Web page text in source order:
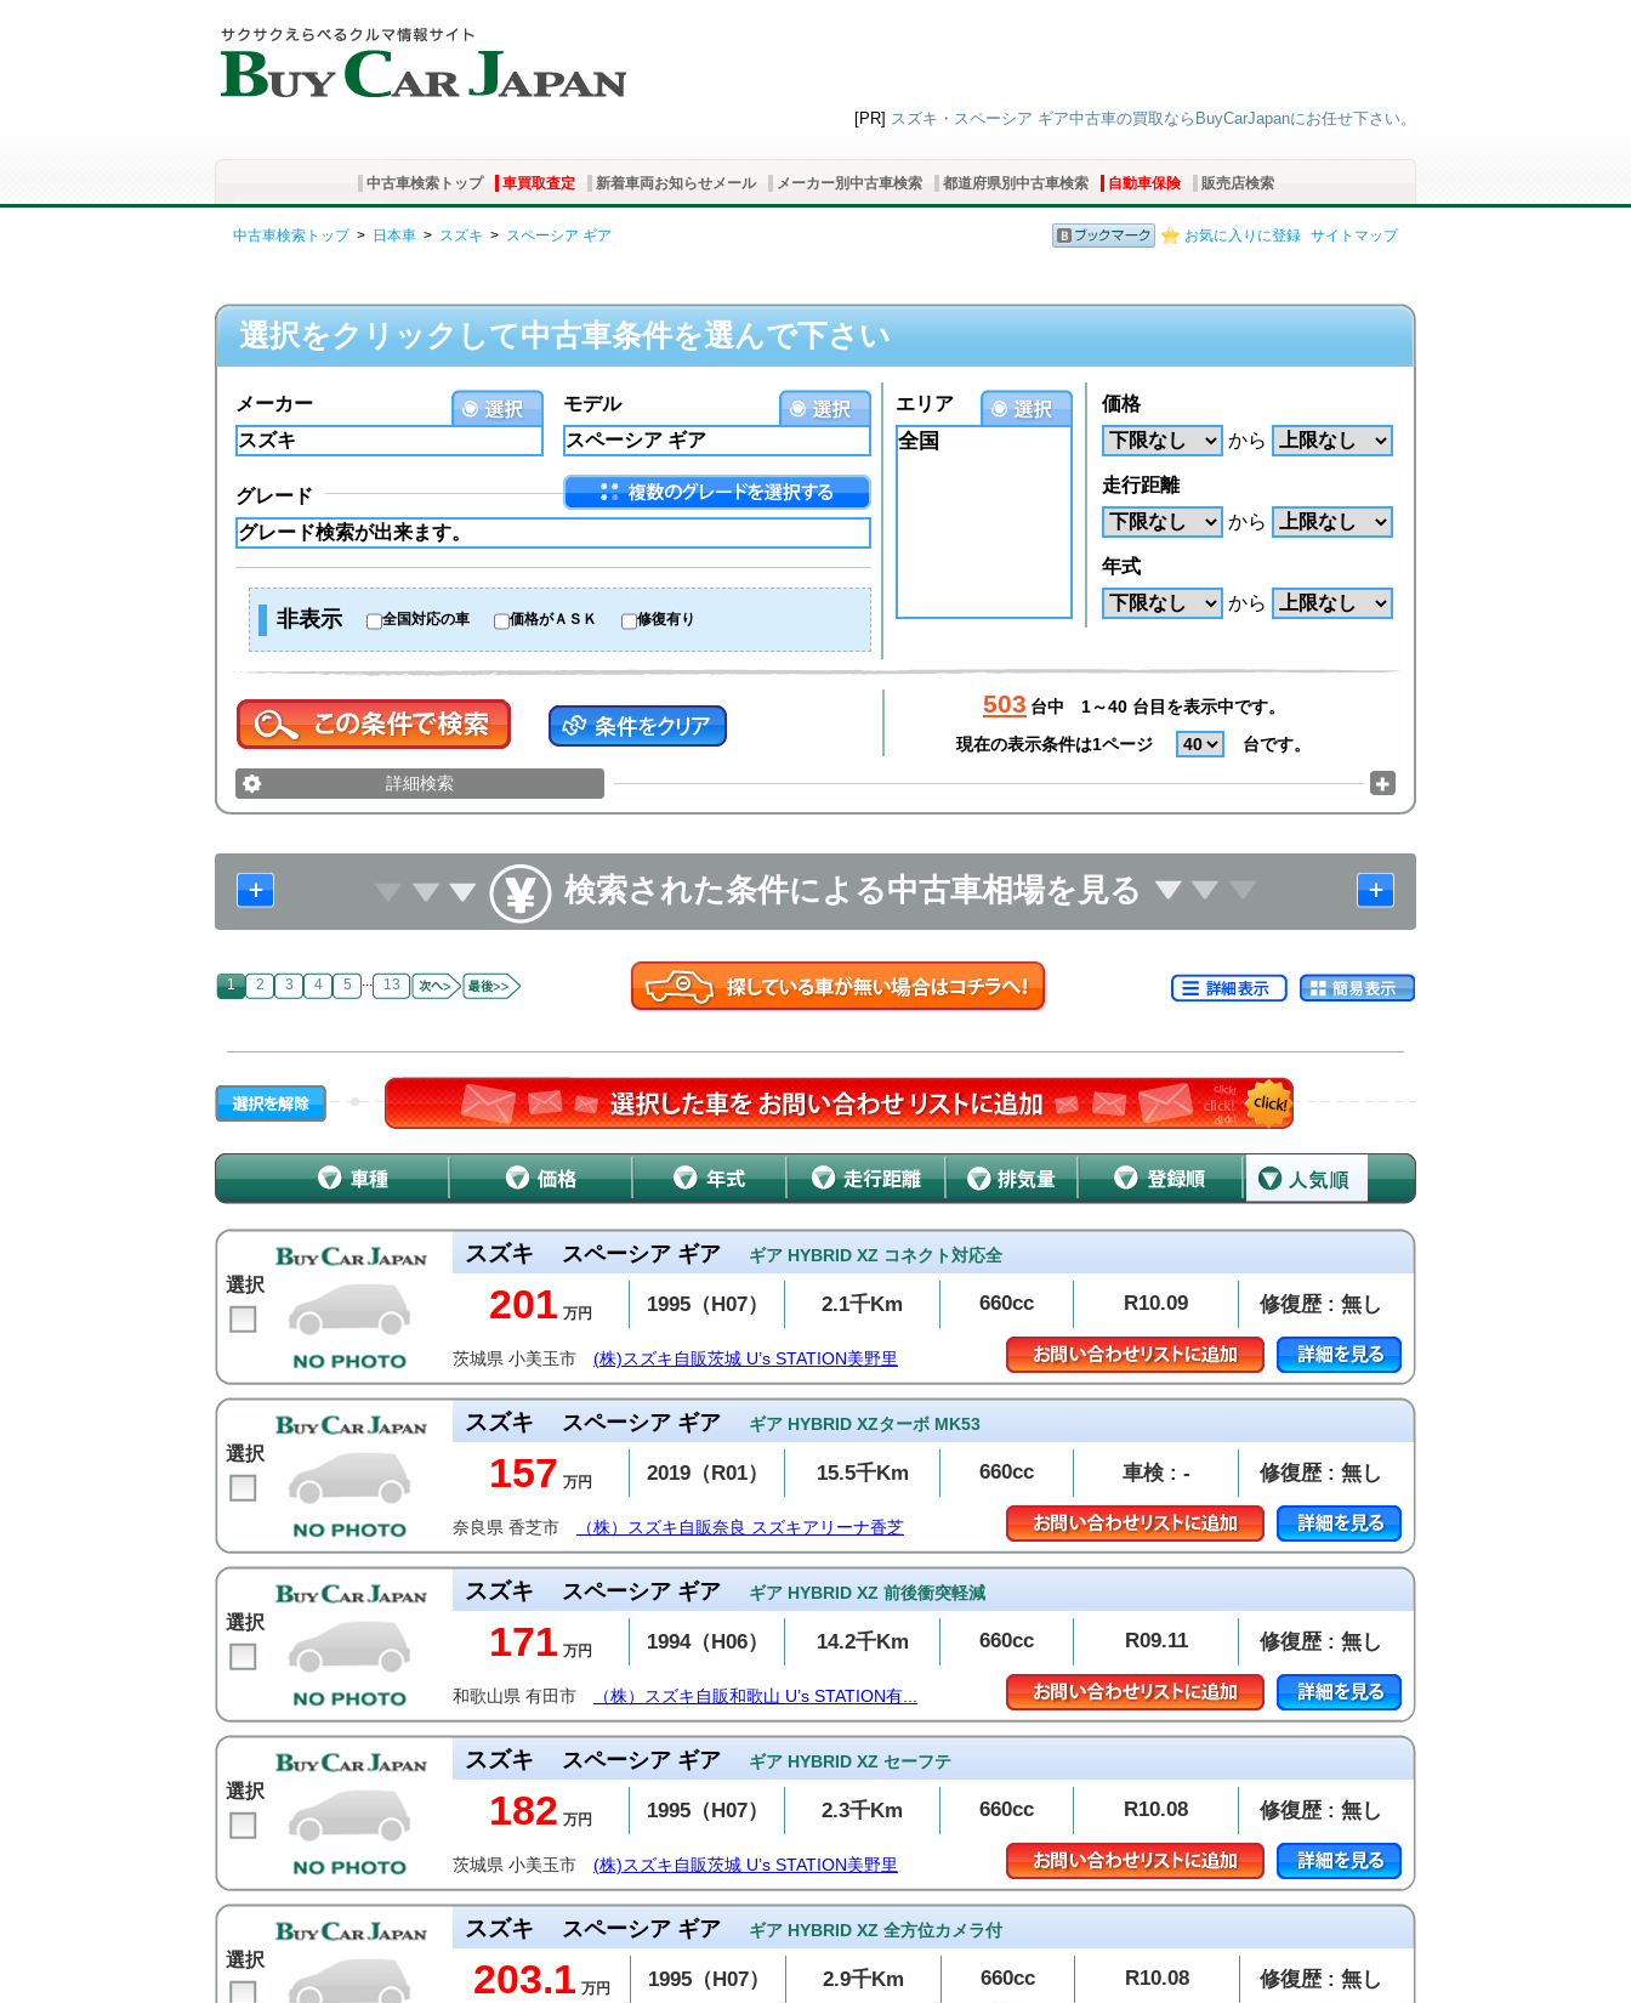
[PR] スズキ・スペーシア ギア中古車の買取ならBuyCarJapanにお任せ下さい。
中古車検索トップ 車買取査定 新着車両お知らせメール メーカー別中古車検索 都道府県別中古車検索 自動車保険 販売店検索
お気に入りに登録 サイトマップ
中古車検索トップ> 日本車 > スズキ > スペーシア ギア
選択をクリックして中古車条件を選んで下さい
モデル
メーカー
グレード
非表示 全国対応の車 価格がＡＳＫ 修復有り
エリア
全国
価格
から
走行距離
から
年式
から
503 台中
1～40 台目を表示中です。
現在の表示条件は1ページ
台です。
詳細検索
検索された条件による中古車相場を見る
1 2 3 4 5 ... 13
選択
スズキ スペーシア ギア ギア HYBRID XZ コネクト対応全
201 万円 1995（H07） 2.1千Km 660cc R10.09 修復歴 : 無し
茨城県 小美玉市 (株)スズキ自販茨城 U’s STATION美野里
選択
スズキ スペーシア ギア ギア HYBRID XZターボ MK53
157 万円 2019（R01） 15.5千Km 660cc 車検 : - 修復歴 : 無し
奈良県 香芝市 （株）スズキ自販奈良 スズキアリーナ香芝
選択
スズキ スペーシア ギア ギア HYBRID XZ 前後衝突軽減
171 万円 1994（H06） 14.2千Km 660cc R09.11 修復歴 : 無し
和歌山県 有田市 （株）スズキ自販和歌山 U’s STATION有...
選択
スズキ スペーシア ギア ギア HYBRID XZ セーフテ
182 万円 1995（H07） 2.3千Km 660cc R10.08 修復歴 : 無し
茨城県 小美玉市 (株)スズキ自販茨城 U’s STATION美野里
選択
スズキ スペーシア ギア ギア HYBRID XZ 全方位カメラ付
203.1 万円 1995（H07） 2.9千Km 660cc R10.08 修復歴 : 無し